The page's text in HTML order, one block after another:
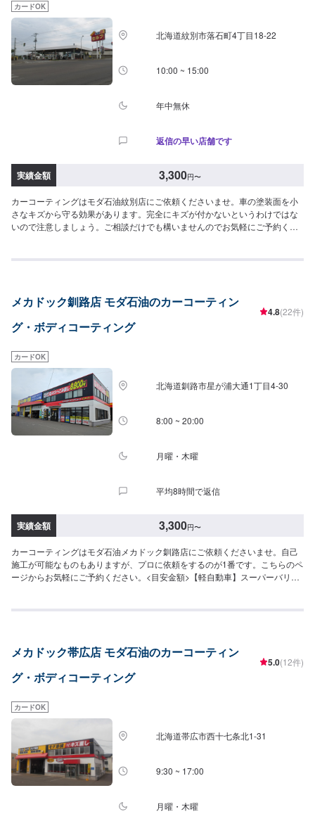
カードOK
北海道紋別市落石町4丁目18-22
10:00 ~ 15:00
年中無休
返信の早い店舗です
実績金額 3,300円〜
カーコーティングはモダ石油紋別店にご依頼くださいませ。車の塗装面を小
さなキズから守る効果があります。完全にキズが付かないというわけではな
いので注意しましょう。ご相談だけでも構いませんのでお気軽にご予約くだ
メカドック釧路店 モダ石油のカーコーティン
グ・ボディコーティング
4.8(22件)
カードOK
北海道釧路市星が浦大通1丁目4-30
8:00 ~ 20:00
月曜・木曜
平均8時間で返信
実績金額 3,300円〜
カーコーティングはモダ石油メカドック釧路店にご依頼くださいませ。自己
施工が可能なものもありますが、プロに依頼をするのが1番です。こちらのペ
ージからお気軽にご予約ください。<目安金額>【軽自動車】スーパーバリア
メカドック帯広店 モダ石油のカーコーティン
グ・ボディコーティング
5.0(12件)
カードOK
北海道帯広市西十七条北1-31
9:30 ~ 17:00
月曜・木曜